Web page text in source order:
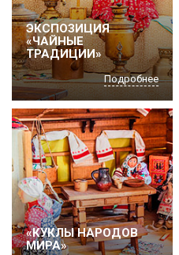
ЭКСПОЗИЦИЯ
«ЧАЙНЫЕ
ТРАДИЦИИ»
Подробнее
«КУКЛЫ НАРОДОВ
МИРА»